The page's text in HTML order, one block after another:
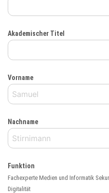
Akademischer Titel
Vorname
Nachname
Funktion
Fachexperte Medien und Informatik
Digitalität